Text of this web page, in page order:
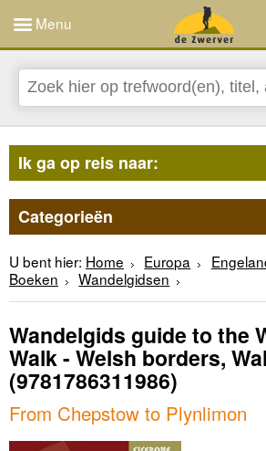
Menu
Ik ga op reis naar:
Categorieën
U bent hier: Home Europa
Boeken
Wandelgidsen
Wandelgids guide to the
Walk - Welsh borders,
(9781786311986)
From Chepstow to Plynlimon